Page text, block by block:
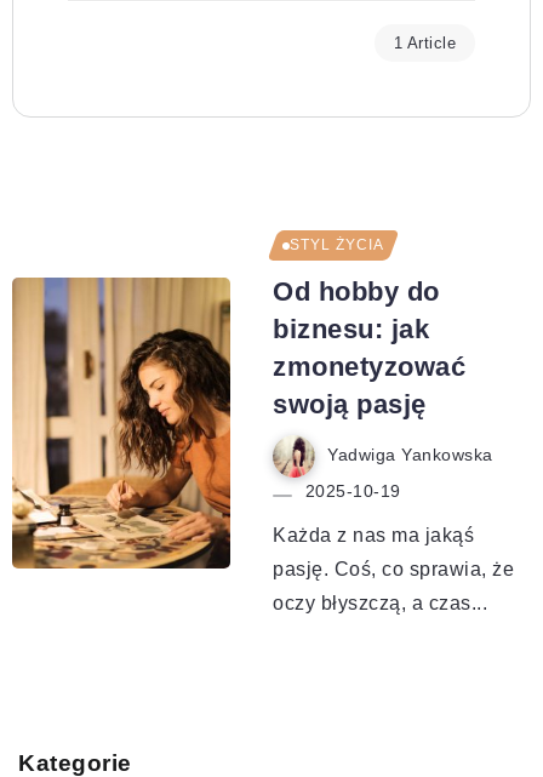
1 Article
STYL ŻYCIA
Od hobby do
biznesu: jak
zmonetyzować
swoją pasję
Yadwiga Yankowska
2025-10-19
Każda z nas ma jakąś
pasję. Coś, co sprawia, że
oczy błyszczą, a czas...
Kategorie